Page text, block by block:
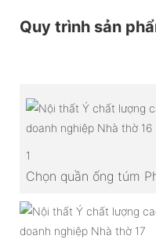
Quy trình sản
1
Chọn quần ống túm